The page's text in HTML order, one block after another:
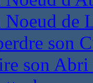
Noeud de
son
son